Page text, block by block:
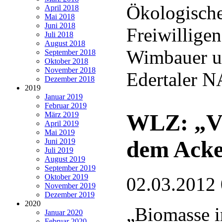
April 2018
Mai 2018
Juni 2018
Juli 2018
August 2018
September 2018
Oktober 2018
November 2018
Dezember 2018
2019
Januar 2019
Februar 2019
März 2019
April 2019
Mai 2019
Juni 2019
Juli 2019
August 2019
September 2019
Oktober 2019
November 2019
Dezember 2019
2020
Januar 2020
Wimbauer
Edertaler
WLZ:
dem
02.03.2012
„Biomasse